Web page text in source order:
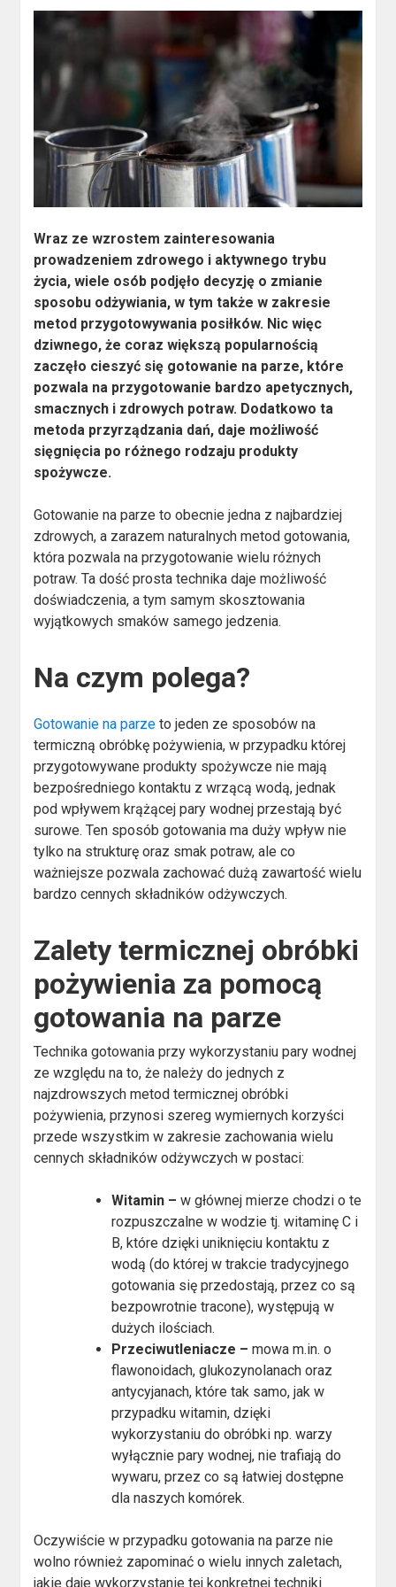
Wraz ze wzrostem zainteresowania
prowadzeniem zdrowego i aktywnego trybu
życia, wiele osób podjęło decyzję o zmianie
sposobu odżywiania, w tym także w zakresie
metod przygotowywania posiłków. Nic więc
dziwnego, że coraz większą popularnością
zaczęło cieszyć się gotowanie na parze, które
pozwala na przygotowanie bardzo apetycznych,
smacznych i zdrowych potraw. Dodatkowo ta
metoda przyrządzania dań, daje możliwość
sięgnięcia po różnego rodzaju produkty
spożywcze.
Gotowanie na parze to obecnie jedna z najbardziej
zdrowych, a zarazem naturalnych metod gotowania,
która pozwala na przygotowanie wielu różnych
potraw. Ta dość prosta technika daje możliwość
doświadczenia, a tym samym skosztowania
wyjątkowych smaków samego jedzenia.
Na czym polega?
Gotowanie na parze to jeden ze sposobów na
termiczną obróbkę pożywienia, w przypadku której
przygotowywane produkty spożywcze nie mają
bezpośredniego kontaktu z wrzącą wodą, jednak
pod wpływem krążącej pary wodnej przestają być
surowe. Ten sposób gotowania ma duży wpływ nie
tylko na strukturę oraz smak potraw, ale co
ważniejsze pozwala zachować dużą zawartość wielu
bardzo cennych składników odżywczych.
Zalety termicznej obróbki
pożywienia za pomocą
gotowania na parze
Technika gotowania przy wykorzystaniu pary wodnej
ze względu na to, że należy do jednych z
najzdrowszych metod termicznej obróbki
pożywienia, przynosi szereg wymiernych korzyści
przede wszystkim w zakresie zachowania wielu
cennych składników odżywczych w postaci:
Witamin –w głównej mierze chodzi o te
rozpuszczalne w wodzie tj. witaminę C i
B, które dzięki uniknięciu kontaktu z
wodą (do której w trakcie tradycyjnego
gotowania się przedostają, przez co są
bezpowrotnie tracone), występują w
dużych ilościach.
Przeciwutleniacze – mowa m.in. o
flawonoidach, glukozynolanach oraz
antycyjanach, które tak samo, jak w
przypadku witamin, dzięki
wykorzystaniu do obróbki np. warzy
wyłącznie pary wodnej, nie trafiają do
wywaru, przez co są łatwiej dostępne
dla naszych komórek.
Oczywiście w przypadku gotowania na parze nie
wolno również zapominać o wielu innych zaletach,
jakie daje wykorzystanie tej konkretnej techniki